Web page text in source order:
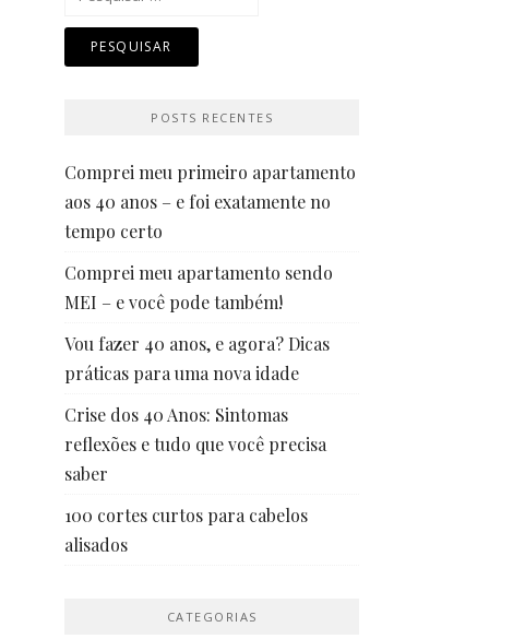
POSTS RECENTES
Comprei meu primeiro apartamento
aos 40 anos – e foi exatamente no
tempo certo
Comprei meu apartamento sendo
MEI – e você pode também!
Vou fazer 40 anos, e agora? Dicas
práticas para uma nova idade
Crise dos 40 Anos: Sintomas
reflexões e tudo que você precisa
saber
100 cortes curtos para cabelos
alisados
CATEGORIAS